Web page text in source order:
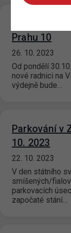
Prahu 10
26. 10. 2023
Od pondělí
nové radnici na
výdejně bude…
Parkování v
10. 2023
22. 10. 2023
V den státního
smíšených/
parkovacích
započaté stání…